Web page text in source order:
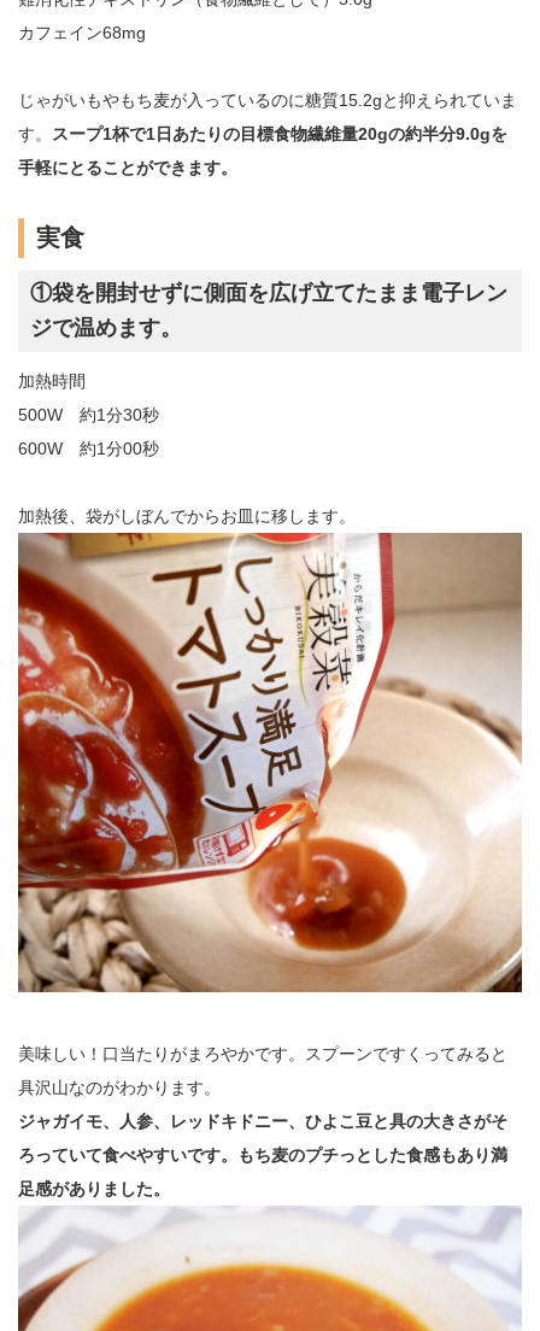
カフェイン68mg
じゃがいもやもち麦が入っているのに糖質15.2gと抑えられていま
す。
スープ1杯で1日あたりの目標食物繊維量20gの約半分9.0gを
手軽にとることができます。
実食
①袋を開封せずに側面を広げ立てたまま電子レン
ジで温めます。
加熱時間
500W 約1分30秒
600W 約1分00秒
加熱後、袋がしぼんでからお皿に移します。
美味しい！口当たりがまろやかです。スプーンですくってみると
具沢山なのがわかります。
ジャガイモ、人参、レッドキドニー、ひよこ豆と具の大きさがそ
ろっていて食べやすいです。もち麦のプチっとした食感もあり満
足感がありました。